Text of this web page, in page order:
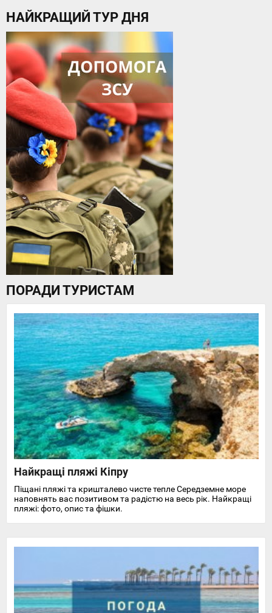
НАЙКРАЩИЙ ТУР ДНЯ
ПОРАДИ ТУРИСТАМ
Найкращі пляжі Кіпру
Піщані пляжі та кришталево чисте тепле Середземне море
наповнять вас позитивом та радістю на весь рік. Найкращі
пляжі: фото, опис та фішки.